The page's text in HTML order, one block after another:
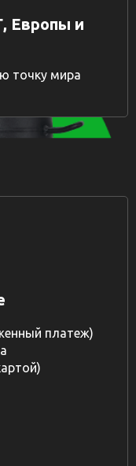
Европы и
точку мира
платеж)